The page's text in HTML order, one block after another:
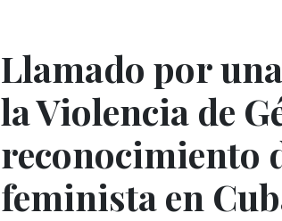
Llamado por
la Violencia de
reconocimiento
feminista en